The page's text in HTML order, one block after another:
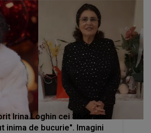
Irina Loghin cei 86 de ani:
inima de bucurie". Imagini